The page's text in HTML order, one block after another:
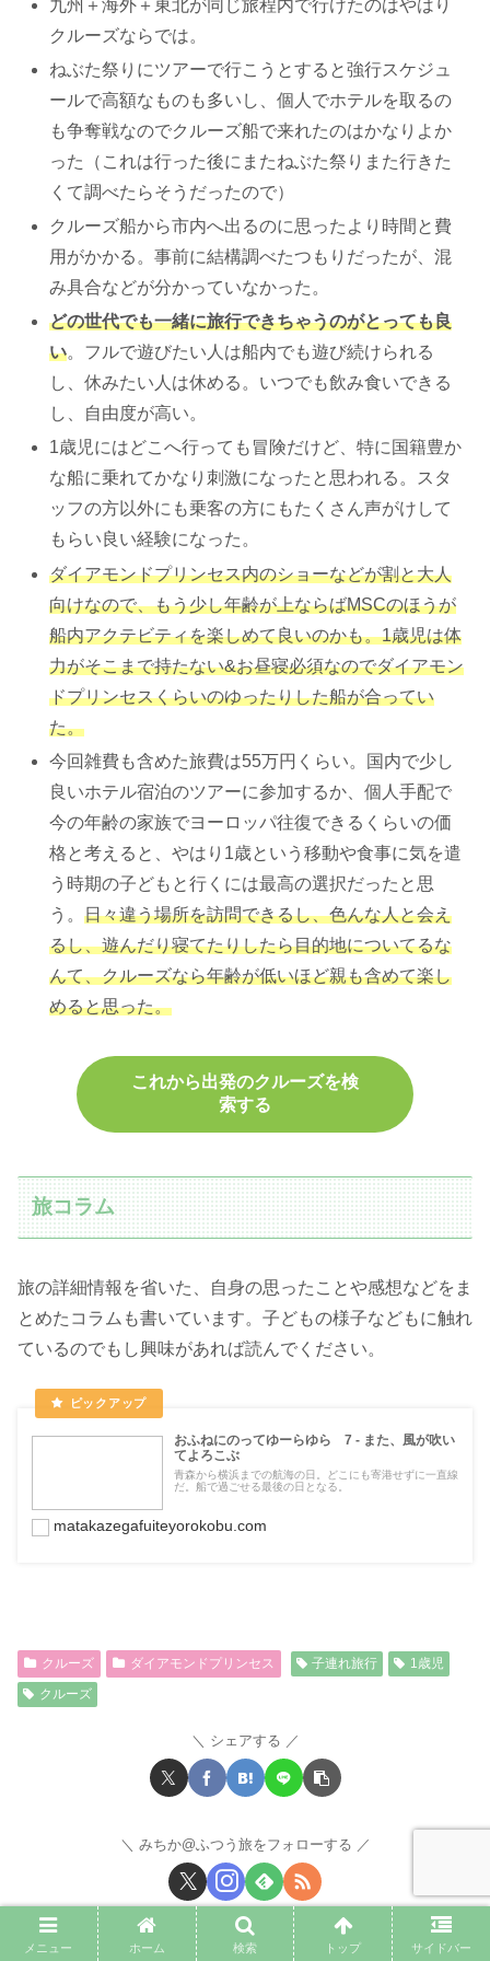
九州＋海外＋東北が同じ旅程内で行けたのはやはり
クルーズならでは。
ねぶた祭りにツアーで行こうとすると強行スケジュ
ールで高額なものも多いし、個人でホテルを取るの
も争奪戦なのでクルーズ船で来れたのはかなりよか
った（これは行った後にまたねぶた祭りまた行きた
くて調べたらそうだったので）
クルーズ船から市内へ出るのに思ったより時間と費
用がかかる。事前に結構調べたつもりだったが、混
み具合などが分かっていなかった。
どの世代でも一緒に旅行できちゃうのがとっても良
い。フルで遊びたい人は船内でも遊び続けられる
し、休みたい人は休める。いつでも飲み食いできる
し、自由度が高い。
1歳児にはどこへ行っても冒険だけど、特に国籍豊か
な船に乗れてかなり刺激になったと思われる。スタ
ッフの方以外にも乗客の方にもたくさん声がけして
もらい良い経験になった。
ダイアモンドプリンセス内のショーなどが割と大人
向けなので、もう少し年齢が上ならばMSCのほうが
船内アクテビティを楽しめて良いのかも。1歳児は体
力がそこまで持たない&お昼寝必須なのでダイアモン
ドプリンセスくらいのゆったりした船が合ってい
た。
今回雑費も含めた旅費は55万円くらい。国内で少し
良いホテル宿泊のツアーに参加するか、個人手配で
今の年齢の家族でヨーロッパ往復できるくらいの価
格と考えると、やはり1歳という移動や食事に気を遣
う時期の子どもと行くには最高の選択だったと思
う。日々違う場所を訪問できるし、色んな人と会え
るし、遊んだり寝てたりしたら目的地についてるな
んて、クルーズなら年齢が低いほど親も含めて楽し
めると思った。
これから出発のクルーズを検
索する
旅コラム
旅の詳細情報を省いた、自身の思ったことや感想などをま
とめたコラムも書いています。子どもの様子などもに触れ
ているのでもし興味があれば読んでください。
おふねにのってゆーらゆら 7 - また、風が吹い
てよろこぶ
青森から横浜までの航海の日。どこにも寄港せずに一直線
だ。船で過ごせる最後の日となる。
matakazegafuiteyorokobu.com
クルーズ ダイアモンドプリンセス 子連れ旅行
1歳児
クルーズ
シェアする
みちか@ふつう旅をフォローする
関連記事
メニュー ホーム 検索 トップ サイドバー